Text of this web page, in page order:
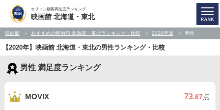
オリコン顧客満足度ランキング
映画館 北海道・東北
映画館 おすすめの映画館 北海道・東北ランキング・比較 2020年版 男性
【2020年】映画館 北海道・東北の男性ランキング・比較
男性 満足度ランキング
MOVIX 73.67点